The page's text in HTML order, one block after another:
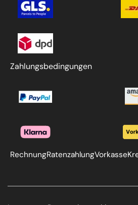
Zahlungsbedingungen
RechnungRatenzahlungVorkasse